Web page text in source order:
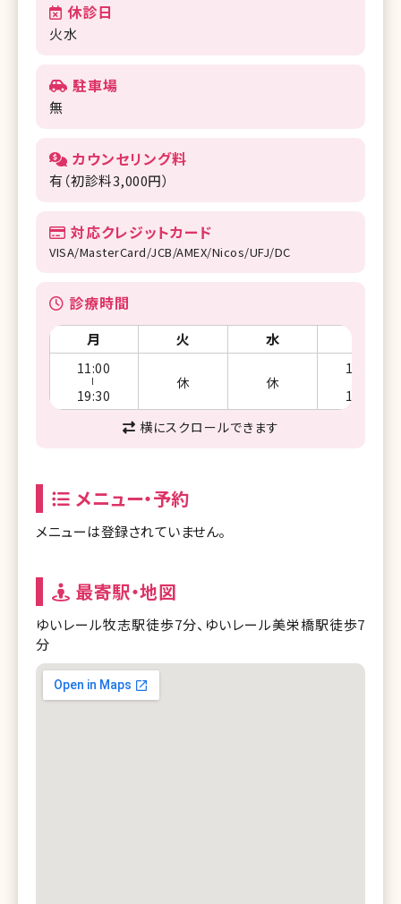
休診日
火水
駐車場
無
カウンセリング料
有（初診料3,000円）
対応クレジットカード
VISA/MasterCard/JCB/AMEX/Nicos/UFJ/DC
診療時間
月 火 水
11:00
19:30
休 休
11:00
19:30
横にスクロールできます
メニュー・予約
メニューは登録されていません。
最寄駅・地図
ゆいレール牧志駅徒歩7分、ゆいレール美栄橋駅徒歩7
分